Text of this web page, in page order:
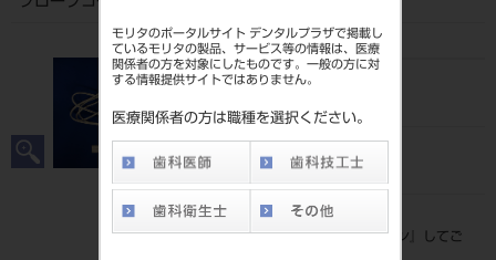
モリタのポータルサイト デンタルプラザで掲載し
ているモリタの製品、サービス等の情報は、医療
関係者の方を対象にしたものです。一般の方に対
する情報提供サイトではありません。
医療関係者の方は職種を選択ください。
プローブコード ルートＺＸミニ、ソルフィーＦ共用
品目コード
4548213287802
標準価格
価格の確認は『ログイン
』してご